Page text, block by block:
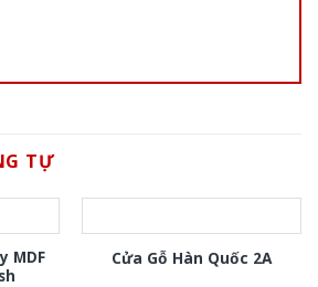
TỰ
MDF
Cửa Gỗ Hàn Quốc 2A